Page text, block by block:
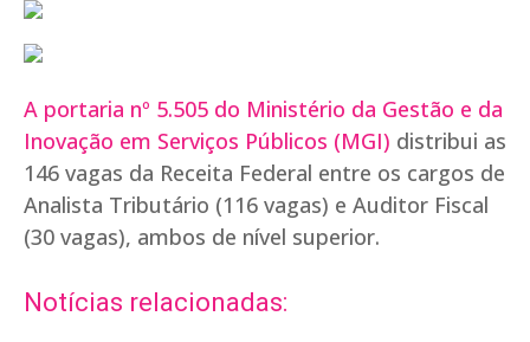
A portaria nº 5.505 do Ministério da Gestão e da
Inovação em Serviços Públicos (MGI) distribui as
146 vagas da Receita Federal entre os cargos de
Analista Tributário (116 vagas) e Auditor Fiscal
(30 vagas), ambos de nível superior.
Notícias relacionadas: